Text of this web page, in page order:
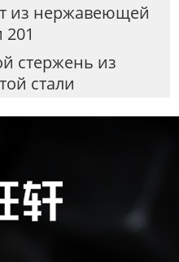
из нержавеющей
201
стержень из
стали